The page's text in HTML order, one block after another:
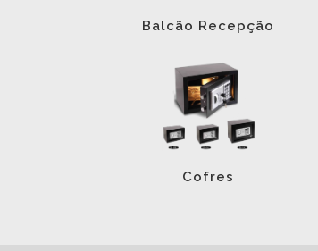
Balcão Recepção
Cofres